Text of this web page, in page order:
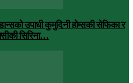
उपाधी कुमुदिनी होम्सकी सेफिका र
सिरिना…